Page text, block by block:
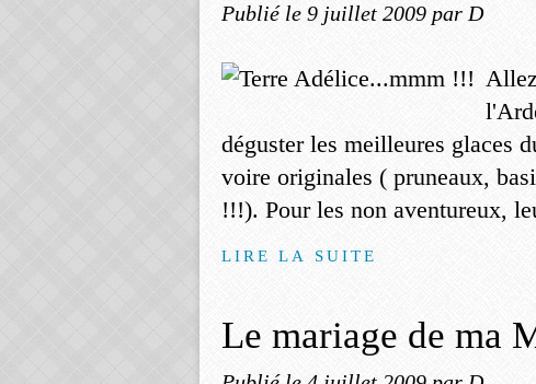
Publié le 9 juillet 2009 par D
déguster les meilleures glaces
voire originales ( pruneaux,
!!!). Pour les non aventureux,
LIRE LA SUITE
Le mariage de ma